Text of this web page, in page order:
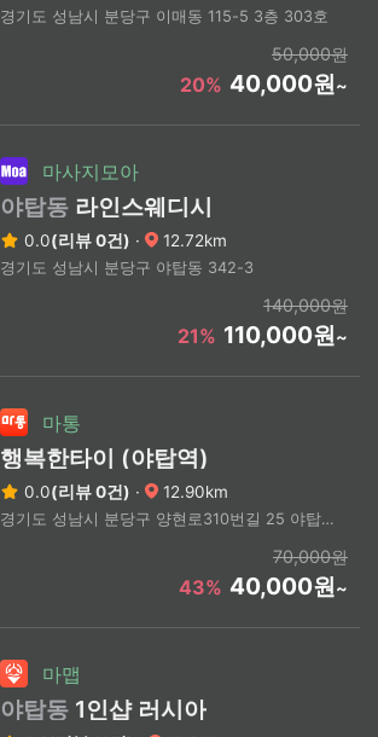
경기도 성남시 분당구 이매동 115-5 3층 303호
50,000원
20% 40,000원~
마사지모아
야탑동 라인스웨디시
0.0(리뷰 0건) · 12.72km
경기도 성남시 분당구 야탑동 342-3
140,000원
21% 110,000원~
마통
행복한타이 (야탑역)
0.0(리뷰 0건) · 12.90km
경기도 성남시 분당구 양현로310번길 25 야탑동 353-3 3층
70,000원
43% 40,000원~
마맵
야탑동 1인샵 러시아